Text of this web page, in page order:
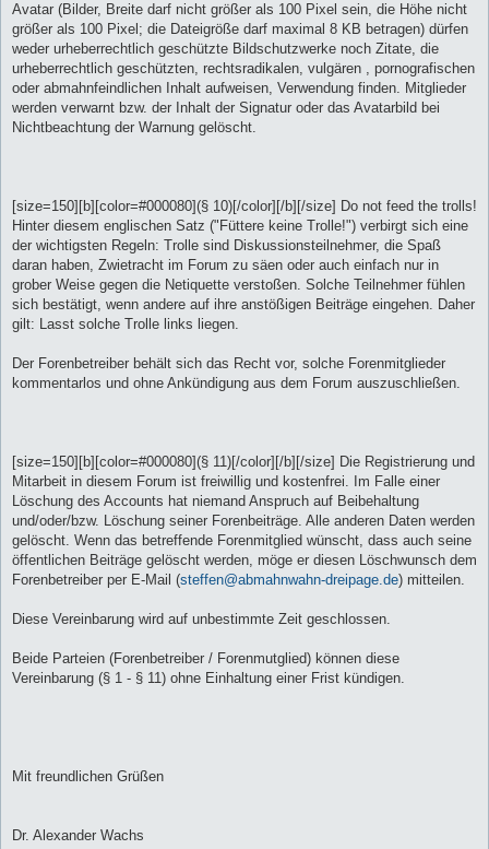
Avatar (Bilder, Breite darf nicht größer als 100 Pixel sein, die Höhe nicht
größer als 100 Pixel; die Dateigröße darf maximal 8 KB betragen) dürfen
weder urheberrechtlich geschützte Bildschutzwerke noch Zitate, die
urheberrechtlich geschützten, rechtsradikalen, vulgären , pornografischen
oder abmahnfeindlichen Inhalt aufweisen, Verwendung finden. Mitglieder
werden verwarnt bzw. der Inhalt der Signatur oder das Avatarbild bei
Nichtbeachtung der Warnung gelöscht.
[size=150][b][color=#000080](§ 10)[/color][/b][/size] Do not feed the trolls!
Hinter diesem englischen Satz ("Füttere keine Trolle!") verbirgt sich eine
der wichtigsten Regeln: Trolle sind Diskussionsteilnehmer, die Spaß
daran haben, Zwietracht im Forum zu säen oder auch einfach nur in
grober Weise gegen die Netiquette verstoßen. Solche Teilnehmer fühlen
sich bestätigt, wenn andere auf ihre anstößigen Beiträge eingehen. Daher
gilt: Lasst solche Trolle links liegen.
Der Forenbetreiber behält sich das Recht vor, solche Forenmitglieder
kommentarlos und ohne Ankündigung aus dem Forum auszuschließen.
[size=150][b][color=#000080](§ 11)[/color][/b][/size] Die Registrierung und
Mitarbeit in diesem Forum ist freiwillig und kostenfrei. Im Falle einer
Löschung des Accounts hat niemand Anspruch auf Beibehaltung
und/oder/bzw. Löschung seiner Forenbeiträge. Alle anderen Daten werden
gelöscht. Wenn das betreffende Forenmitglied wünscht, dass auch seine
öffentlichen Beiträge gelöscht werden, möge er diesen Löschwunsch dem
Forenbetreiber per E-Mail (steffen@abmahnwahn-dreipage.de) mitteilen.
Diese Vereinbarung wird auf unbestimmte Zeit geschlossen.
Beide Parteien (Forenbetreiber / Forenmutglied) können diese
Vereinbarung (§ 1 - § 11) ohne Einhaltung einer Frist kündigen.
Mit freundlichen Grüßen
Dr. Alexander Wachs